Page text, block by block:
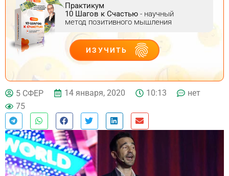
Практикум
10 Шагов к Счастью - научный
метод позитивного мышления
ИЗУЧИТЬ
ДЕЙСТВУЙ
5 СФЕР 14 января, 2020 10:13
нет
75